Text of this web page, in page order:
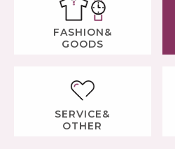
FASHION&
GOODS
SERVICE&
OTHER